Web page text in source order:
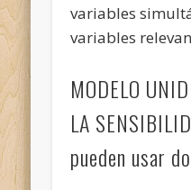
variables
variables
MODELO
LA
pueden usar